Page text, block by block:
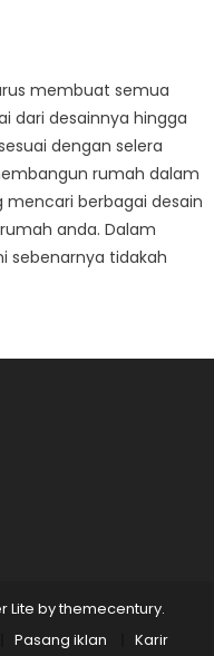
membuat semua
dari desainnya hingga
dengan selera
rumah dalam
mencari berbagai desain
anda. Dalam
sebenarnya tidakah
Lite bythemecentury.
Pasang iklan
Karir